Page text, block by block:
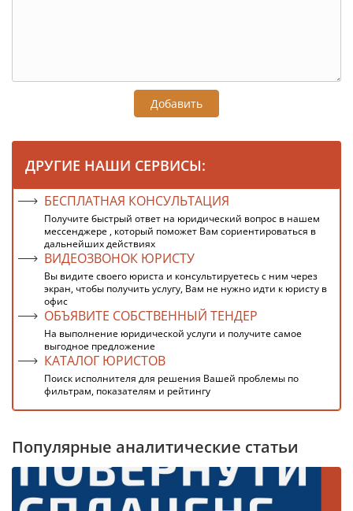
Добавить
ДРУГИЕ НАШИ СЕРВИСЫ:
БЕСПЛАТНАЯ КОНСУЛЬТАЦИЯ
Получите быстрый ответ на юридический вопрос в нашем
мессенджере , который поможет Вам сориентироваться в
дальнейших действиях
ВИДЕОЗВОНОК ЮРИСТУ
Вы видите своего юриста и консультируетесь с ним через
экран, чтобы получить услугу, Вам не нужно идти к юристу в
офис
ОБЪЯВИТЕ СОБСТВЕННЫЙ ТЕНДЕР
На выполнение юридической услуги и получите самое
выгодное предложение
КАТАЛОГ ЮРИСТОВ
Поиск исполнителя для решения Вашей проблемы по
фильтрам, показателям и рейтингу
Популярные аналитические статьи